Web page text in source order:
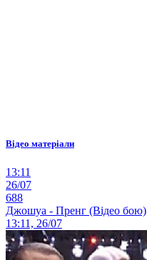
Відео матеріали
13:11
26/07
688
Джошуа - Пренг (Відео бою)
13:11, 26/07